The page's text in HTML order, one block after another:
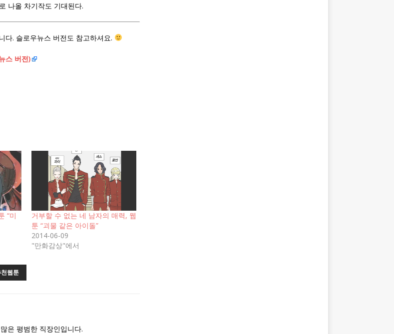
나올 차기작도 기대된다.
다. 슬로우뉴스 버전도 참고하셔요.
스 버전)
“미
거부할 수 없는 네 남자의 매력, 웹
툰 “괴물 같은 아이돌”
2014-06-09
"만화감상"에서
천웹툰
은 평범한 직장인입니다.